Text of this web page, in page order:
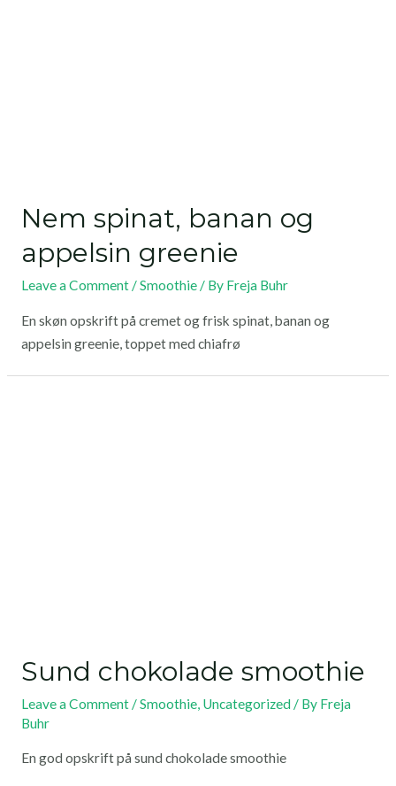
Nem spinat, banan og
appelsin greenie
Leave a Comment /Smoothie/ By Freja Buhr
En skøn opskrift på cremet og frisk spinat, banan og
appelsin greenie, toppet med chiafrø
Sund chokolade smoothie
Leave a Comment /Smoothie, Uncategorized/ By Freja
Buhr
En god opskrift på sund chokolade smoothie